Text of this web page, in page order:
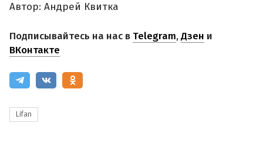
Автор: Андрей Квитка
Подписывайтесь на нас в Telegram,Дзен и
ВКонтакте
Lifan